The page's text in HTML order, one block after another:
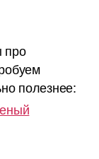
про
полезнее: